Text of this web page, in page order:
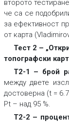
второто
че са се
за ефективност
от карта
Тест 2 –
топографски
Т2-1 – брой
между двете
достоверна (t =
Pt – над 95 %.
Т2-2 –